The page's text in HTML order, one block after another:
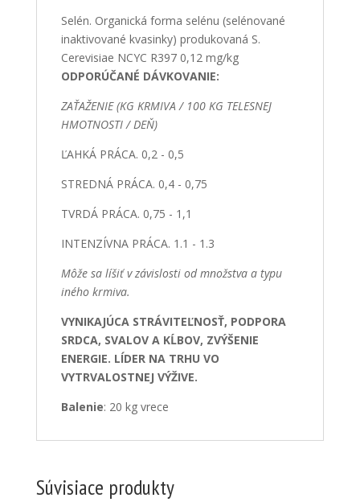
Selén. Organická forma selénu (selénované
inaktivované kvasinky) produkovaná S.
Cerevisiae NCYC R397 0,12 mg/kg
ODPORÚČANÉ DÁVKOVANIE:
ZAŤAŽENIE (KG KRMIVA / 100 KG TELESNEJ
HMOTNOSTI / DEŇ)
ĽAHKÁ PRÁCA. 0,2 - 0,5
STREDNÁ PRÁCA. 0,4 - 0,75
TVRDÁ PRÁCA. 0,75 - 1,1
INTENZÍVNA PRÁCA. 1.1 - 1.3
Môže sa líšiť v závislosti od množstva a typu
iného krmiva.
VYNIKAJÚCA STRÁVITEĽNOSŤ, PODPORA
SRDCA, SVALOV A KĹBOV, ZVÝŠENIE
ENERGIE. LÍDER NA TRHU VO
VYTRVALOSTNEJ VÝŽIVE.
Balenie: 20 kg vrece
Súvisiace produkty